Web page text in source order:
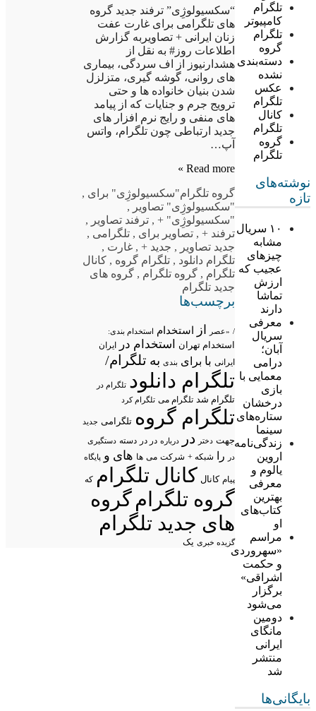
تلگرام
کامپیوتر
تلگرام
گروه
دسته‌بندی
نشده
عکس
تلگرام
کانال
تلگرام
گروه
تلگرام
نوشته‌های
تازه
۱۰ سریال
مشابه
چیزهای
عجیب که
ارزش
تماشا
دارند
معرفی
سریال
آبان؛
درامی
معمایی با
بازی
درخشان
ستاره‌های
سینما
زندگی‌نامه
اروین
یالوم و
معرفی
بهترین
کتاب‌های
او
مراسم
«سهروردی
و حکمت
اشراقی»
برگزار
می‌شود
دومین
مانگای
ایرانی
منتشر
شد
بایگانی‌ها
“سکسیولوژِی” ترفند جدید گروه
های تلگرامی برای غارت عفت
زنان ایرانی + تصاویربه گزارش
اطلاعات روز# به نقل از
هشدارنیوز از اف سردگی، بیماری
های روانی، گوشه گیری، متزلزل
شدن بنیان خانواده ها و حتی
ترویج جرم و جنایات که از پیامد
های منفی و رایج نرم افزار های
جدید ارتباطی چون تلگرام، واتس
آپ…
Read more »
گروه تلگرام"سکسیولوژِی" برای ,
"سکسیولوژِی" تصاویر ,
"سکسیولوژِی" +, ترفند تصاویر ,
ترفند +, تصاویر برای , تلگرامی ,
جدید تصاویر , جدید +, غارت ,
تلگرام دانلود , تلگرام گروه , کانال
تلگرام , گروه تلگرام , گروه های
جدید تلگرام
برچسب‌ها
/ «عصر از استخدام استخدام بندی:
استخدام تهران استخدام در ایران
ایرانی با برای بندی به تلگرام/
تلگرام دانلود تلگرام در
تلگرام شد تلگرام می تلگرام کرد
تلگرام گروه تلگرامی جدید
جهت دختر در درباره در در دسته دستگیری
در
را شبکه + شرکت می ها های و پایگاه
پیام کانال کانال تلگرام که
گروه تلگرامگروه
های جدید تلگرام
گزیده خبری یک